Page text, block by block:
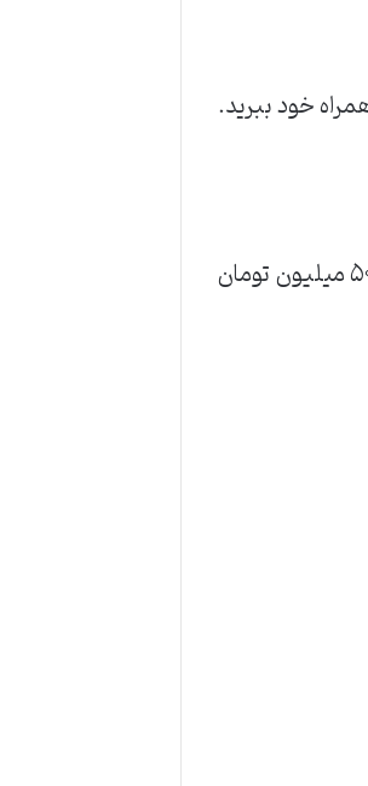
خود ببرید.
حالا که با ویژگی‌های مهم لپ تاپ آشنا شدیم، به سراغ معرفی پنج مدل از بهترین لپ‌ تاپ های ایسر در بازه قیمتی زیر ۵۰ میلیون تومان